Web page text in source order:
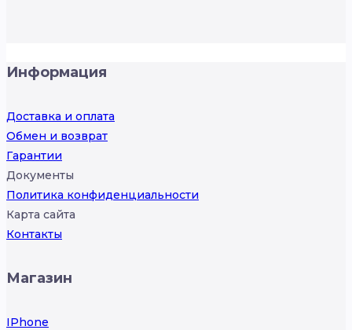
Информация
Доставка и оплата
Обмен и возврат
Гарантии
Документы
Политика конфиденциальности
Карта сайта
Контакты
Магазин
IPhone